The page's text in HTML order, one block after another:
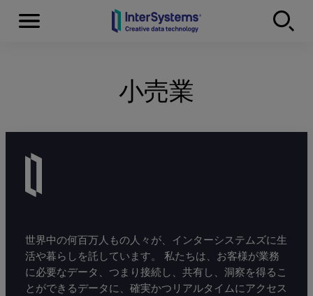
Skip to content
Menu
小売業
世界中の何百万人もの人々が、インターシステムズに生
活や暮らしを託しています。 私たちは、お客様が業務
に必要なデータ、つまり接続し、共有し、洞察を得るこ
とができるデータに、確実かつリアルタイムにアクセス